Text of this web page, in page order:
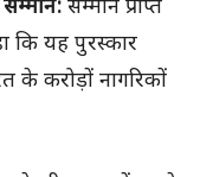
सम्मान प्राप्त
कि यह पुरस्कार
के करोड़ों नागरिकों